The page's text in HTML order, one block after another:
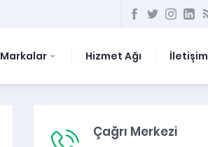
Markalar Hizmet Ağı İletişim
Çağrı Merkezi